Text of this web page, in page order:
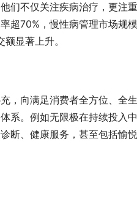
们不仅关注疾病治疗，更注
超70%，慢性病管理市场规
显著上升。
，向满足消费者全方位、全
系。例如无限极在持续投入
断、健康服务，甚至包括愉